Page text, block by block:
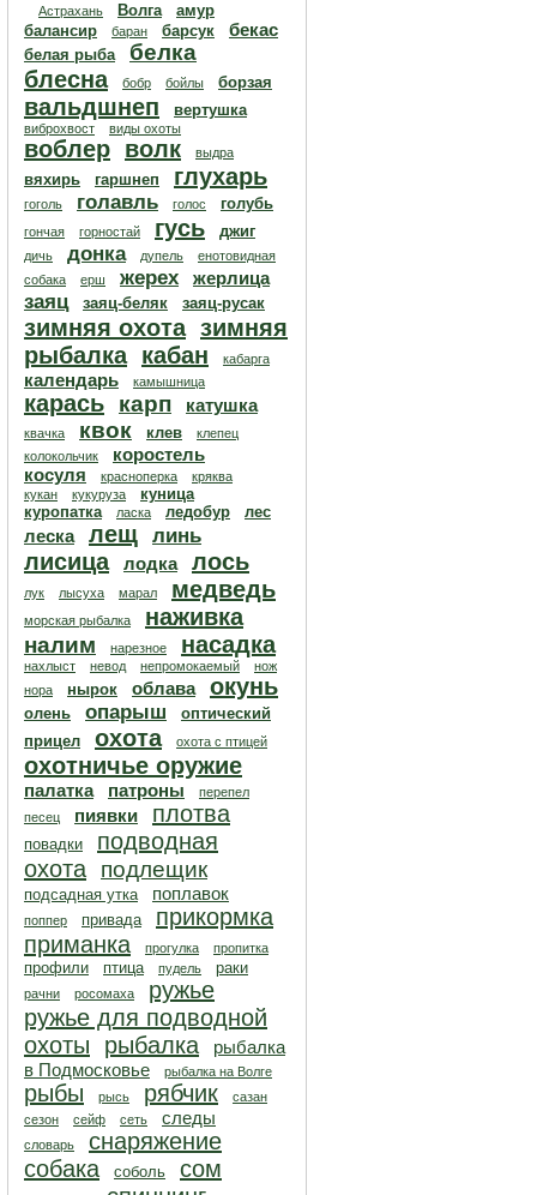
Астрахань Волга
амур
балансир
баран барсук бекас
белая рыба белка
блесна бобр бойлы борзая
вальдшнеп вертушка
виброхвост виды охоты
воблер волк выдра
вяхирь гаршнеп глухарь
гоголь голавль голос голубь
гончая горностай гусь джиг
дичь донка дупель
енотовидная
собака
ерш жерех жерлица
заяц заяц-беляк заяц-русак
зимняя охота зимняя
рыбалка кабан кабарга
календарь камышница
карась карп катушка
квачка квок клев
клепец
колокольчик
коростель
косуля
красноперка
кряква
кукан
кукуруза
куница
куропатка
ласка ледобур лес
леска лещ линь
лисица лодка лось
лук лысуха марал медведь
морская рыбалка наживка
налим нарезное насадка
нахлыст невод непромокаемый
нож
нора
нырок облава окунь
олень опарыш
оптический
прицел
охота охота с птицей
охотничье оружие
палатка патроны
перепел
песец
пиявки плотва
повадки
подводная
охота
подлещик
подсадная утка поплавок
поппер привада
прикормка
приманка
прогулка пропитка
профили птица пудель раки
рачни росомаха
ружье
ружье для подводной
охоты
рыбалка
рыбалка
в Подмосковье
рыбалка на Волге
рыбы рысь рябчик
сазан
сезон
сейф сеть следы
словарь
снаряжение
собака
соболь сом